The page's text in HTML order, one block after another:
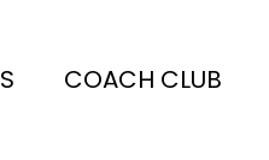
COACH CLUB